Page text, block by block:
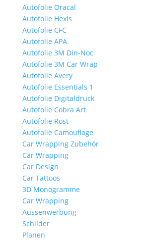
Autofolie Oracal
Autofolie Hexis
Autofolie CFC
Autofolie APA
Autofolie 3M Din-Noc
Autofolie 3M Car Wrap
Autofolie Avery
Autofolie Essentials 1
Autofolie Digitaldruck
Autofolie Cobra Art
Autofolie Rost
Autofolie Camouflage
Car Wrapping Zubehör
Car Wrapping
Car Design
Car Tattoos
3D Monogramme
Car Wrapping
Aussenwerbung
Schilder
Planen